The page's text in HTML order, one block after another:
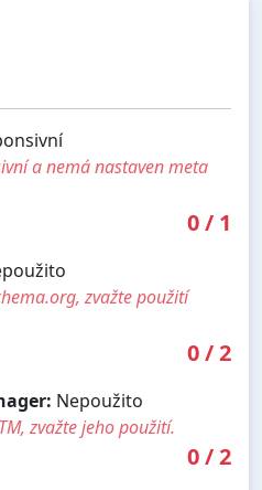
a nemá nastaven meta
0/ 1
zvažte použití
0/2
Nepoužito
zvažte jeho použití.
0/2